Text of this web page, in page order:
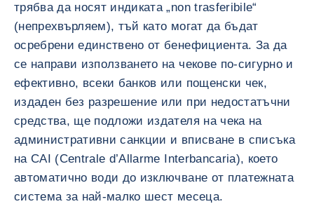
трябва да носят индиката „non trasferibile“
(непрехвърляем), тъй като могат да бъдат
осребрени единствено от бенефициента. За да
се направи използването на чекове по-сигурно и
ефективно, всеки банков или пощенски чек,
издаден без разрешение или при недостатъчни
средства, ще подложи издателя на чека на
административни санкции и вписване в списъка
на CAI (Centrale d’Allarme Interbancaria), което
автоматично води до изключване от платежната
система за най-малко шест месеца.